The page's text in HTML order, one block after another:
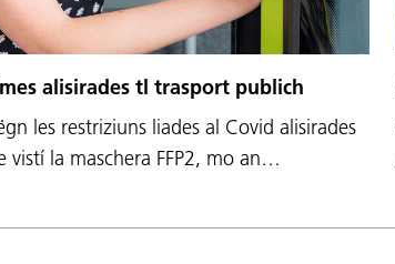
alisirades tl trasport publich
les restriziuns liades al Covid alisirades
la maschera FFP2, mo an…